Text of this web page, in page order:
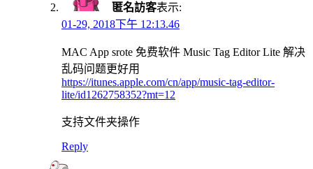
匿名訪客表示:
01-29, 2018下午 12:13.46
MAC App srote 免费软件 Music Tag Editor Lite 解决
乱码问题更好用
https://itunes.apple.com/cn/app/music-tag-editor-
lite/id1262758352?mt=12
支持文件夹操作
Reply